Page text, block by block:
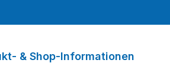
& Shop-Informationen